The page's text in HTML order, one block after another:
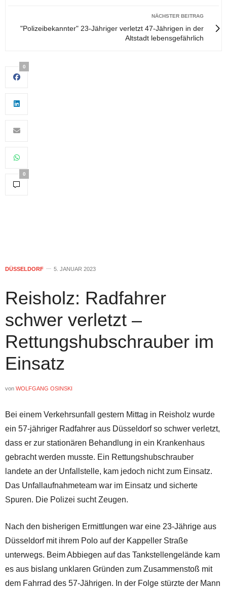
NÄCHSTER BEITRAG
"Polizeibekannter" 23-Jähriger verletzt 47-Jährigen in der
Altstadt lebensgefährlich
0
0
DÜSSELDORF 5. JANUAR 2023
Reisholz: Radfahrer
schwer verletzt –
Rettungshubschrauber im
Einsatz
von WOLFGANG OSINSKI
Bei einem Verkehrsunfall gestern Mittag in Reisholz wurde
ein 57-jähriger Radfahrer aus Düsseldorf so schwer verletzt,
dass er zur stationären Behandlung in ein Krankenhaus
gebracht werden musste. Ein Rettungshubschrauber
landete an der Unfallstelle, kam jedoch nicht zum Einsatz.
Das Unfallaufnahmeteam war im Einsatz und sicherte
Spuren. Die Polizei sucht Zeugen.
Nach den bisherigen Ermittlungen war eine 23-Jährige aus
Düsseldorf mit ihrem Polo auf der Kappeller Straße
unterwegs. Beim Abbiegen auf das Tankstellengelände kam
es aus bislang unklaren Gründen zum Zusammenstoß mit
dem Fahrrad des 57-Jährigen. In der Folge stürzte der Mann